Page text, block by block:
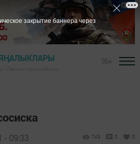
- 09:33 743 0 0
закрытие баннера через